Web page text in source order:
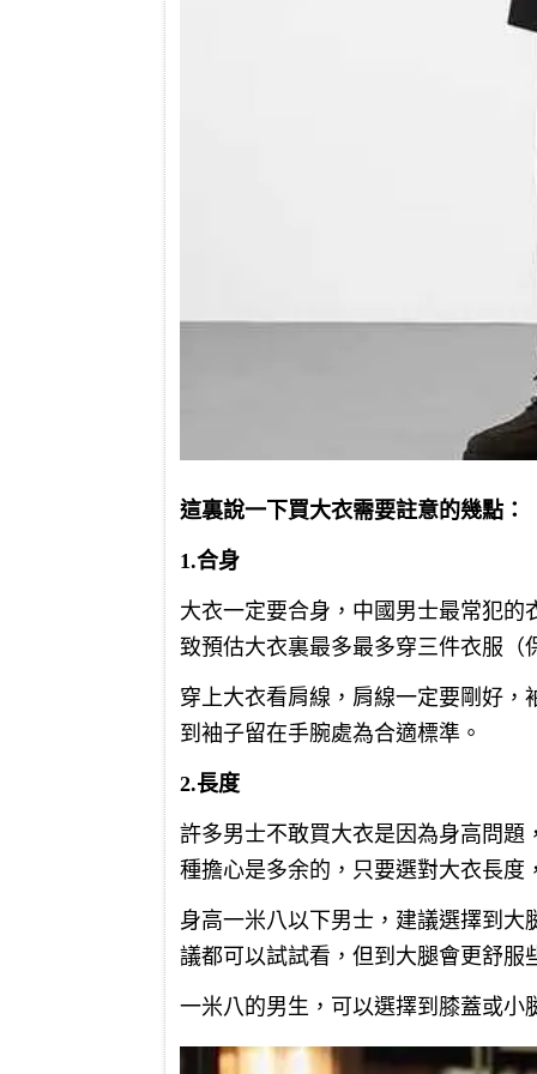
這裏說一下買大衣需要註意的幾點：
1.合身
大衣一定要合身，中國男士最常犯
致預估大衣裏最多最多穿三件衣服（
穿上大衣看肩線，肩線一定要剛好
到袖子留在手腕處為合適標準。
2.長度
許多男士不敢買大衣是因為身高問
種擔心是多余的，只要選對大衣長
身高一米八以下男士，建議選擇到
議都可以試試看，但到大腿會更舒服
一米八的男生，可以選擇到膝蓋或小